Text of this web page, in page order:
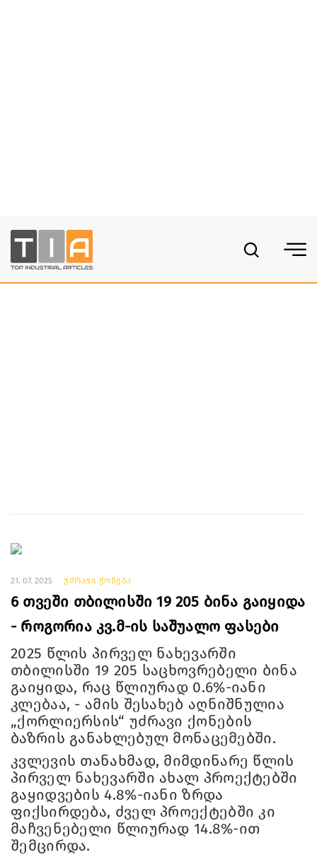
21. 07. 2025 უძრავი ქონება
6 თვეში თბილისში 19 205 ბინა გაიყიდა
- როგორია კვ.მ-ის საშუალო ფასები
2025 წლის პირველ ნახევარში
თბილისში 19 205 საცხოვრებელი ბინა
გაიყიდა, რაც წლიურად 0.6%-იანი
კლებაა, - ამის შესახებ აღნიშნულია
„ქორლიერსის“ უძრავი ქონების
ბაზრის განახლებულ მონაცემებში.
კვლევის თანახმად, მიმდინარე წლის
პირველ ნახევარში ახალ პროექტებში
გაყიდვების 4.8%-იანი ზრდა
ფიქსირდება, ძველ პროექტებში კი
მაჩვენებელი წლიურად 14.8%-ით
შემცირდა.